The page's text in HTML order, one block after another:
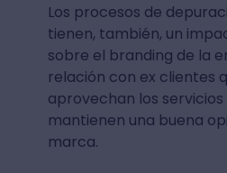
Los procesos de
tienen, también, un
sobre el branding de la
relación con ex clientes
aprovechan los servicios
mantienen una buena
marca.